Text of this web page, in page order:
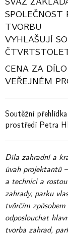
SPOLEČNOST
TVORBU
VYHLAŠUJÍ
CENA ZA
VEŘEJNÉM
Soutěžní
prostředí Petra
Díla zahradní a
úvah projektantů
a technici a
zahrady, parku
tvůrčím
odposlouchat
tvorba zahrad,